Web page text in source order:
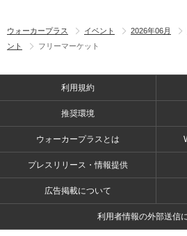
ウォーカープラス イベント 2026年06月
ント
フリーマーケット
利用規約
推奨環境
ウォーカープラスとは
プレスリリース・情報提供
広告掲載について
利用者情報の外部送信